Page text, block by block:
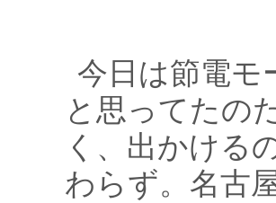
今日は節電モ
と思ってたの
く、出かける
わらず。名古